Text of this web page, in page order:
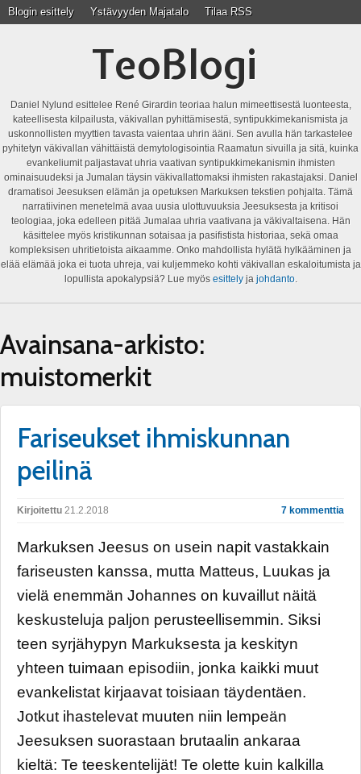
Blogin esittely Ystävyyden Majatalo Tilaa RSS
TeoBlogi
Daniel Nylund esittelee René Girardin teoriaa halun mimeettisestä luonteesta,
kateellisesta kilpailusta, väkivallan pyhittämisestä, syntipukkimekanismista ja
uskonnollisten myyttien tavasta vaientaa uhrin ääni. Sen avulla hän tarkastelee
pyhitetyn väkivallan vähittäistä demytologisointia Raamatun sivuilla ja sitä, kuinka
evankeliumit paljastavat uhria vaativan syntipukkimekanismin ihmisten
ominaisuudeksi ja Jumalan täysin väkivallattomaksi ihmisten rakastajaksi. Daniel
dramatisoi Jeesuksen elämän ja opetuksen Markuksen tekstien pohjalta. Tämä
narratiivinen menetelmä avaa uusia ulottuvuuksia Jeesuksesta ja kritisoi
teologiaa, joka edelleen pitää Jumalaa uhria vaativana ja väkivaltaisena. Hän
käsittelee myös kristikunnan sotaisaa ja pasifistista historiaa, sekä omaa
kompleksisen uhritietoista aikaamme. Onko mahdollista hylätä hylkääminen ja
elää elämää joka ei tuota uhreja, vai kuljemmeko kohti väkivallan eskaloitumista ja
lopullista apokalypsiä? Lue myös esittelyja johdanto.
Avainsana-arkisto:
muistomerkit
Fariseukset ihmiskunnan
peilinä
Kirjoitettu 21.2.2018 7 kommenttia
Markuksen Jeesus on usein napit vastakkain
fariseusten kanssa, mutta Matteus, Luukas ja
vielä enemmän Johannes on kuvaillut näitä
keskusteluja paljon perusteellisemmin. Siksi
teen syrjähypyn Markuksesta ja keskityn
yhteen tuimaan episodiin, jonka kaikki muut
evankelistat kirjaavat toisiaan täydentäen.
Jotkut ihastelevat muuten niin lempeän
Jeesuksen suorastaan brutaalin ankaraa
kieltä: Te teeskentelijät! Te olette kuin kalkilla